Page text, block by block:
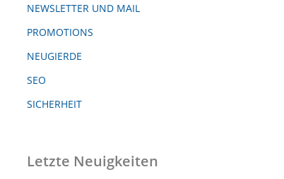
NEWSLETTER UND MAIL
PROMOTIONS
NEUGIERDE
SEO
SICHERHEIT
Letzte Neuigkeiten